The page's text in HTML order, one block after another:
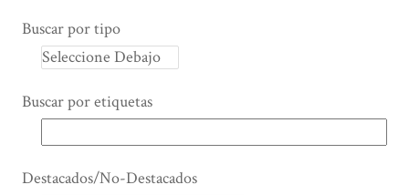
Buscar por tipo
Buscar por etiquetas
Destacados/No-Destacados